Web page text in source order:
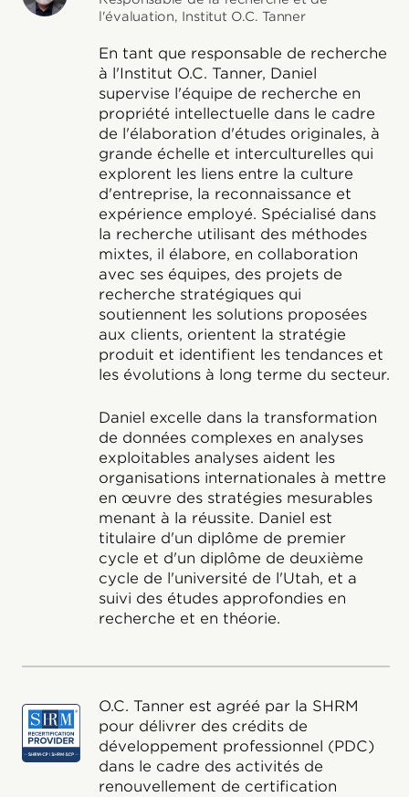
l'évaluation, Institut O.C. Tanner
En tant que responsable de recherche
à l'Institut O.C. Tanner, Daniel
supervise l'équipe de recherche en
propriété intellectuelle dans le cadre
de l'élaboration d'études originales, à
grande échelle et interculturelles qui
explorent les liens entre la culture
d'entreprise, la reconnaissance et
expérience employé. Spécialisé dans
la recherche utilisant des méthodes
mixtes, il élabore, en collaboration
avec ses équipes, des projets de
recherche stratégiques qui
soutiennent les solutions proposées
aux clients, orientent la stratégie
produit et identifient les tendances et
les évolutions à long terme du secteur.
Daniel excelle dans la transformation
de données complexes en analyses
exploitables analyses aident les
organisations internationales à mettre
en œuvre des stratégies mesurables
menant à la réussite. Daniel est
titulaire d'un diplôme de premier
cycle et d'un diplôme de deuxième
cycle de l'université de l'Utah, et a
suivi des études approfondies en
recherche et en théorie.
O.C. Tanner est agréé par la SHRM
pour délivrer des crédits de
développement professionnel (PDC)
dans le cadre des activités de
renouvellement de certification